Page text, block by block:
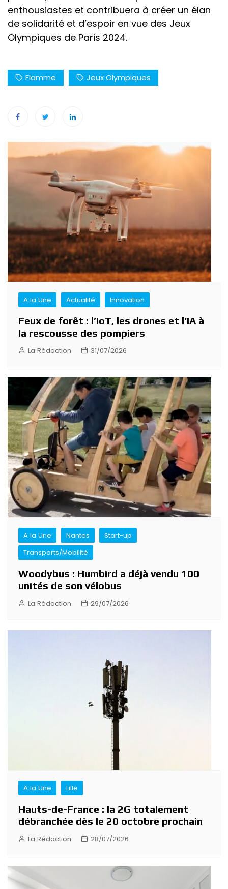
enthousiastes et contribuera à créer un élan
de solidarité et d’espoir en vue des Jeux
Olympiques de Paris 2024.
Flamme Jeux Olympiques
Navigation
de
l’article
A la Une Actualité Innovation
Feux de forêt : l’IoT, les drones et l’IA à
la rescousse des pompiers
La Rédaction 31/07/2026
A la Une Nantes
Start-up
Transports/Mobilité
Woodybus : Humbird a déjà vendu 100
unités de son vélobus
La Rédaction 29/07/2026
A la Une Lille
Hauts-de-France : la 2G totalement
débranchée dès le 20 octobre prochain
La Rédaction 28/07/2026